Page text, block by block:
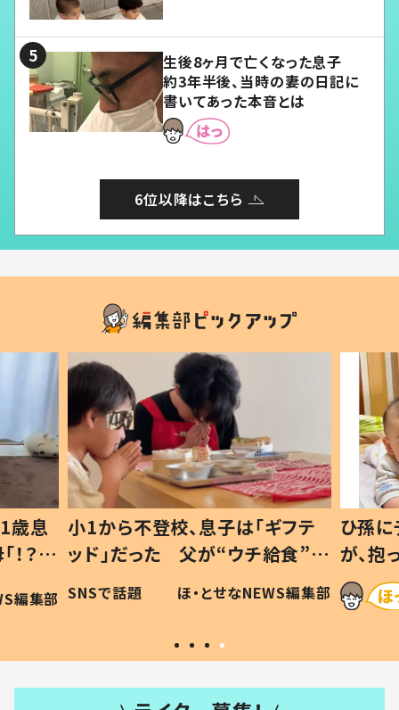
生後8ヶ月で亡くなった息子
約3年半後、当時の妻の日記に
書いてあった本音とは
6位以降はこちら
歳息
？」
編集部
小1から不登校、息子は「ギフテ
ッド」だった 父が“ウチ給食”を
作り続ける理由とは #令和の親
#令和の子
SNSで話題 ほ・とせなNEWS編集部
ひ孫
が、
「涙が
い」